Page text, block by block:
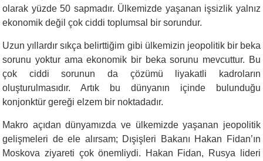
olarak yüzde 50 sapmadır. Ülkemizde yaşanan işsizlik yalnız
ekonomik değil çok ciddi toplumsal bir sorundur.
Uzun yıllardır sıkça belirttiğim gibi ülkemizin jeopolitik bir beka
sorunu yoktur ama ekonomik bir beka sorunu mevcuttur. Bu
çok ciddi sorunun da çözümü liyakatli kadroların
oluşturulmasıdır. Artık bu dünyanın içinde bulunduğu
konjonktür gereği elzem bir noktadadır.
Makro açıdan dünyamızda ve ülkemizde yaşanan jeopolitik
gelişmeleri de ele alırsam; Dışişleri Bakanı Hakan Fidan’ın
Moskova ziyareti çok önemliydi. Hakan Fidan, Rusya lideri